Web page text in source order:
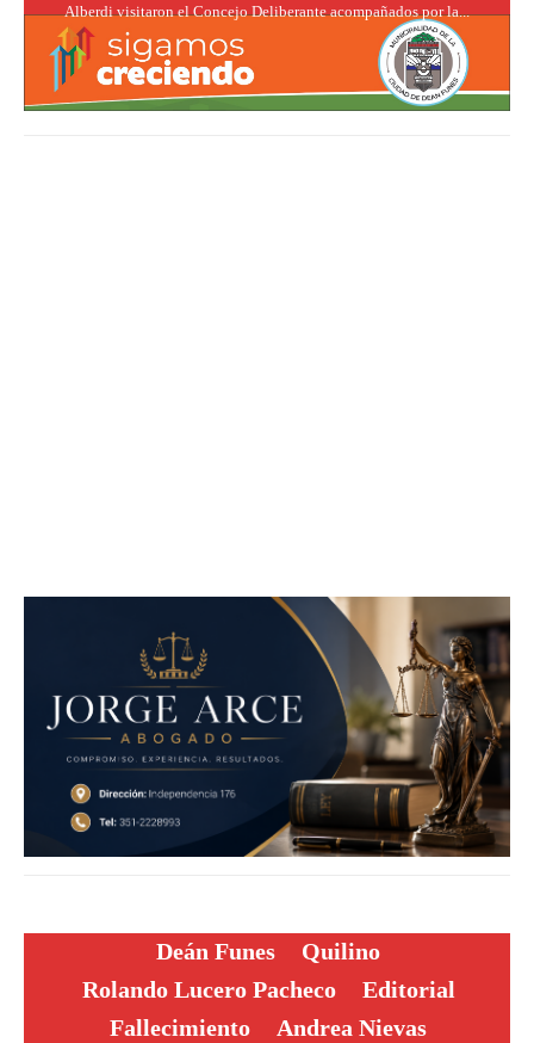
Alberdi visitaron el Concejo Deliberante acompañados por la...
Deán Funes
Quilino
Rolando Lucero Pacheco
Editorial
Fallecimiento
Andrea Nievas